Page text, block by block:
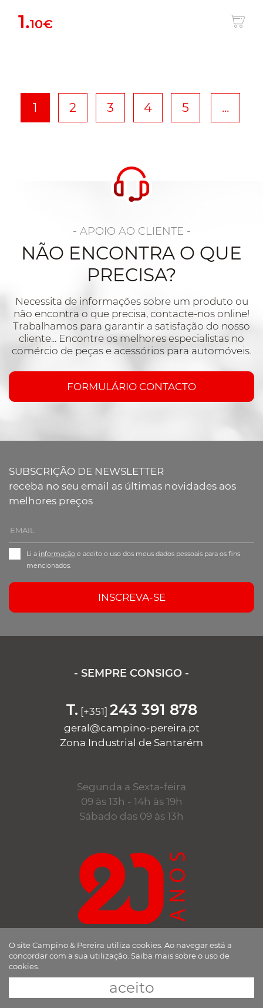
1.10€
1 2 3 4 5 ...
- APOIO AO CLIENTE -
NÃO ENCONTRA O QUE
PRECISA?
Necessita de informações sobre um produto ou
não encontra o que precisa, contacte-nos online!
Trabalhamos para garantir a satisfação do nosso
cliente... Encontre os melhores especialistas no
comércio de peças e acessórios para automóveis.
FORMULÁRIO CONTACTO
SUBSCRIÇÃO DE NEWSLETTER
receba no seu email as últimas novidades aos
melhores preços
Li a informação e aceito o uso dos meus dados pessoais para os fins
mencionados.
INSCREVA-SE
- SEMPRE CONSIGO -
T. [+351] 243 391 878
geral@campino-pereira.pt
Zona Industrial de Santarém
Segunda a Sexta-feira
09 às 13h - 14h às 19h
Sábado das 09 às 13h
desde 1998
a trabalhar consigo
O site Campino & Pereira utiliza cookies. Ao navegar está a
concordar com a sua utilização. Saiba mais sobre o uso de
cookies.
aceito